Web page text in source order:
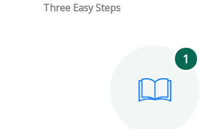
Three Easy Steps
1